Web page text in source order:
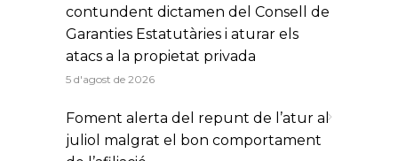
contundent dictamen del Consell de
Garanties Estatutàries i aturar els
atacs a la propietat privada
5 d'agost de 2026
Foment alerta del repunt de l’atur al
juliol malgrat el bon comportament